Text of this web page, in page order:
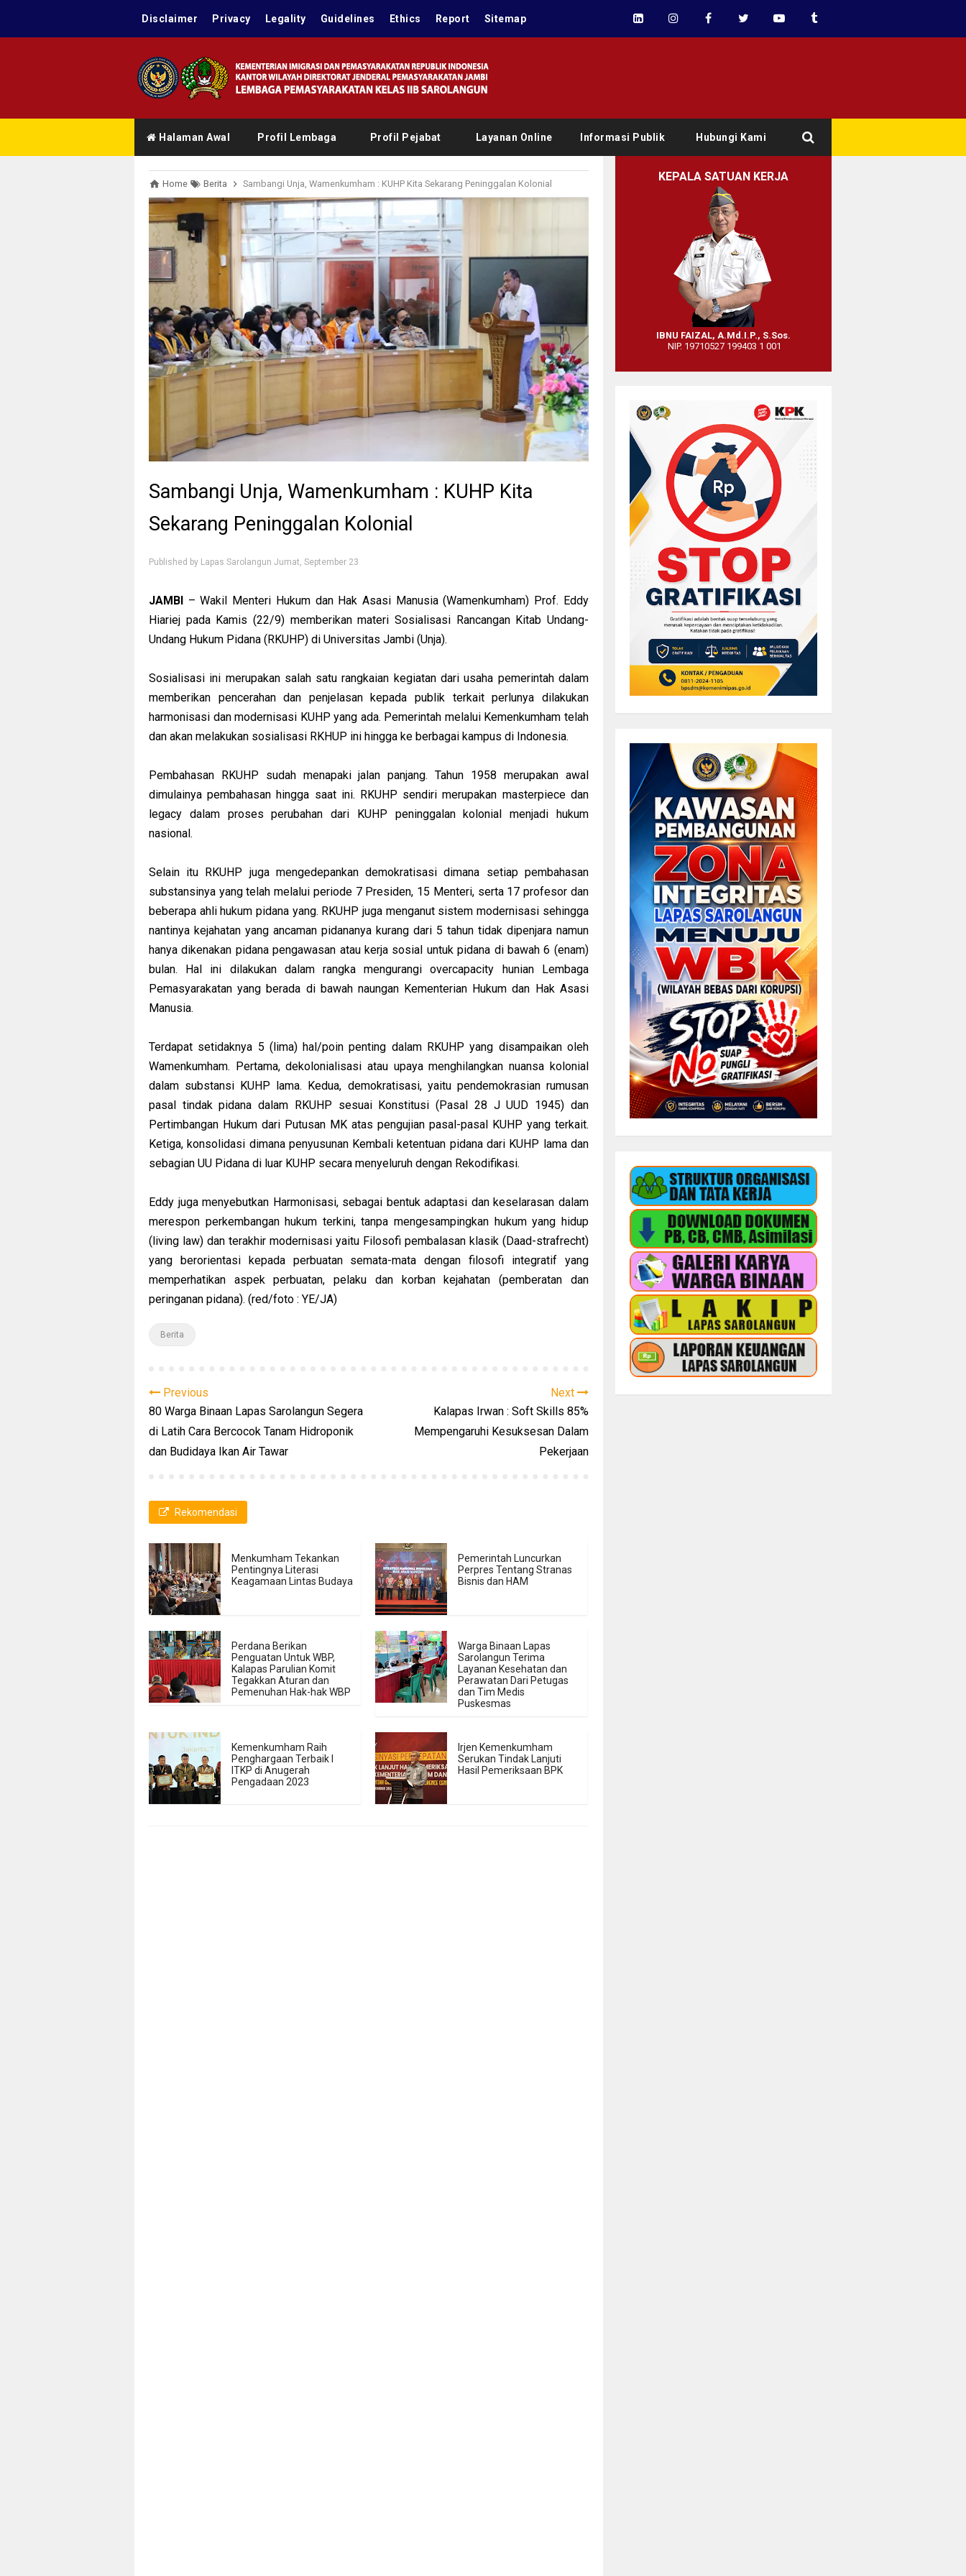
Disclaimer Privacy Legality Guidelines Ethics Report Sitemap
Halaman Awal Profil Lembaga Profil Pejabat Layanan Online Informasi Publik Hubungi Kami
Home Berita Sambangi Unja, Wamenkumham : KUHP Kita Sekarang Peninggalan Kolonial
Sambangi Unja, Wamenkumham : KUHP Kita
Sekarang Peninggalan Kolonial
Published by Lapas Sarolangun Jumat, September 23
JAMBI – Wakil Menteri Hukum dan Hak Asasi Manusia (Wamenkumham) Prof. Eddy
Hiariej pada Kamis (22/9) memberikan materi Sosialisasi Rancangan Kitab Undang-
Undang Hukum Pidana (RKUHP) di Universitas Jambi (Unja).
Sosialisasi ini merupakan salah satu rangkaian kegiatan dari usaha pemerintah dalam
memberikan pencerahan dan penjelasan kepada publik terkait perlunya dilakukan
harmonisasi dan modernisasi KUHP yang ada. Pemerintah melalui Kemenkumham telah
dan akan melakukan sosialisasi RKHUP ini hingga ke berbagai kampus di Indonesia.
Pembahasan RKUHP sudah menapaki jalan panjang. Tahun 1958 merupakan awal
dimulainya pembahasan hingga saat ini. RKUHP sendiri merupakan masterpiece dan
legacy dalam proses perubahan dari KUHP peninggalan kolonial menjadi hukum
nasional.
Selain itu RKUHP juga mengedepankan demokratisasi dimana setiap pembahasan
substansinya yang telah melalui periode 7 Presiden, 15 Menteri, serta 17 profesor dan
beberapa ahli hukum pidana yang. RKUHP juga menganut sistem modernisasi sehingga
nantinya kejahatan yang ancaman pidananya kurang dari 5 tahun tidak dipenjara namun
hanya dikenakan pidana pengawasan atau kerja sosial untuk pidana di bawah 6 (enam)
bulan. Hal ini dilakukan dalam rangka mengurangi overcapacity hunian Lembaga
Pemasyarakatan yang berada di bawah naungan Kementerian Hukum dan Hak Asasi
Manusia.
Terdapat setidaknya 5 (lima) hal/poin penting dalam RKUHP yang disampaikan oleh
Wamenkumham. Pertama, dekolonialisasi atau upaya menghilangkan nuansa kolonial
dalam substansi KUHP lama. Kedua, demokratisasi, yaitu pendemokrasian rumusan
pasal tindak pidana dalam RKUHP sesuai Konstitusi (Pasal 28 J UUD 1945) dan
Pertimbangan Hukum dari Putusan MK atas pengujian pasal-pasal KUHP yang terkait.
Ketiga, konsolidasi dimana penyusunan Kembali ketentuan pidana dari KUHP lama dan
sebagian UU Pidana di luar KUHP secara menyeluruh dengan Rekodifikasi.
Eddy juga menyebutkan Harmonisasi, sebagai bentuk adaptasi dan keselarasan dalam
merespon perkembangan hukum terkini, tanpa mengesampingkan hukum yang hidup
(living law) dan terakhir modernisasi yaitu Filosofi pembalasan klasik (Daad-strafrecht)
yang berorientasi kepada perbuatan semata-mata dengan filosofi integratif yang
memperhatikan aspek perbuatan, pelaku dan korban kejahatan (pemberatan dan
peringanan pidana). (red/foto : YE/JA)
Berita
Next
Kalapas Irwan : Soft Skills 85%
Mempengaruhi Kesuksesan Dalam
Pekerjaan
Previous
80 Warga Binaan Lapas Sarolangun Segera
di Latih Cara Bercocok Tanam Hidroponik
dan Budidaya Ikan Air Tawar
Rekomendasi
Menkumham Tekankan
Pentingnya Literasi
Keagamaan Lintas Budaya
Pemerintah Luncurkan
Perpres Tentang Stranas
Bisnis dan HAM
Perdana Berikan
Penguatan Untuk WBP,
Kalapas Parulian Komit
Tegakkan Aturan dan
Pemenuhan Hak-hak WBP
Warga Binaan Lapas
Sarolangun Terima
Layanan Kesehatan dan
Perawatan Dari Petugas
dan Tim Medis
Puskesmas
Kemenkumham Raih
Penghargaan Terbaik I
ITKP di Anugerah
Pengadaan 2023
Irjen Kemenkumham
Serukan Tindak Lanjuti
Hasil Pemeriksaan BPK
KEPALA SATUAN KERJA
IBNU FAIZAL, A.Md.I.P., S.Sos.
NIP. 19710527 199403 1 001